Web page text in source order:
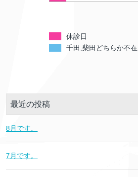
休診日
千田,柴田どちらか不在
最近の投稿
8月です。
7月です。